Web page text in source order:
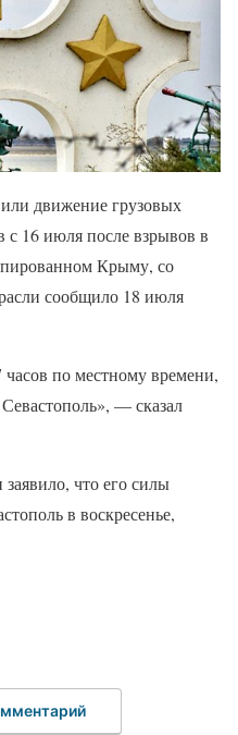
движение грузовых
с 16 июля после взрывов в
Крыму, со
сообщило 18 июля
по местному времени,
— сказал
что его силы
в воскресенье,